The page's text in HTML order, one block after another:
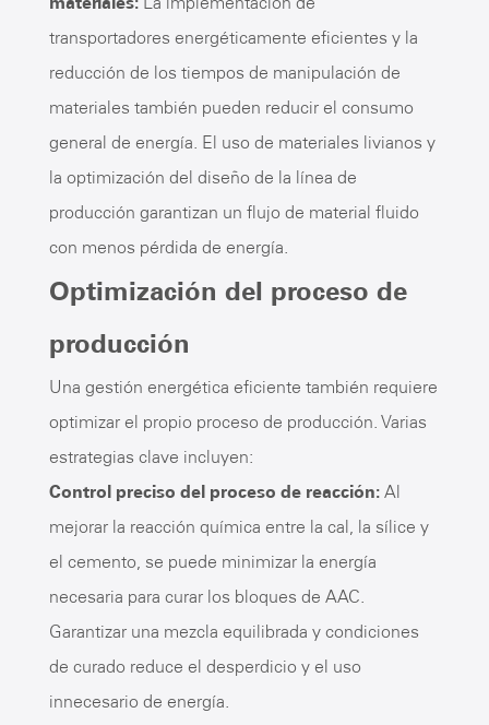
transportadores energéticamente eficientes y la
reducción de los tiempos de manipulación de
materiales también pueden reducir el consumo
general de energía. El uso de materiales livianos y
la optimización del diseño de la línea de
producción garantizan un flujo de material fluido
con menos pérdida de energía.
Optimización del proceso de
producción
Una gestión energética eficiente también requiere
optimizar el propio proceso de producción. Varias
estrategias clave incluyen:
Control preciso del proceso de reacción: Al
mejorar la reacción química entre la cal, la sílice y
el cemento, se puede minimizar la energía
necesaria para curar los bloques de AAC.
Garantizar una mezcla equilibrada y condiciones
de curado reduce el desperdicio y el uso
innecesario de energía.